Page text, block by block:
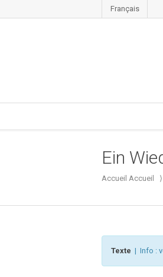
Français
Ein
Accueil Accueil ⟩
Texte | Info :